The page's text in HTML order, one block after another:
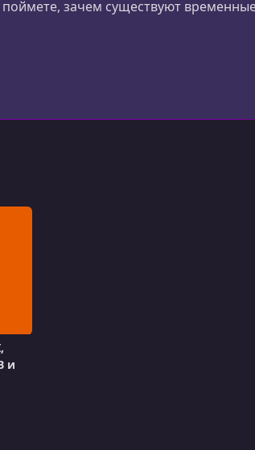
зачем существуют
кода из реального мира, который
и